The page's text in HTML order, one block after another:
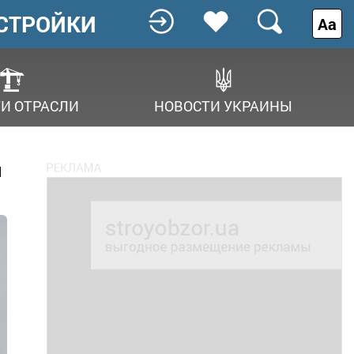
ОТРАСЛИ НОВОСТИ УКРАИНЫ
Аа